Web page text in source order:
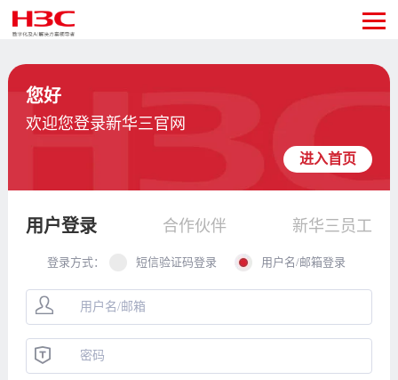
您好
欢迎您登录新华三官网
进入首页
用户登录 合作伙伴 新华三员工
登录方式： 短信验证码登录 用户名/邮箱登录